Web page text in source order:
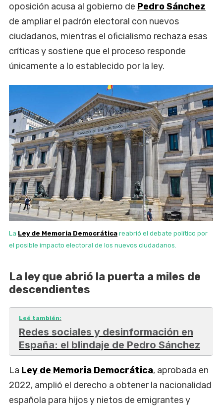
oposición acusa al gobierno de Pedro Sánchez
de ampliar el padrón electoral con nuevos
ciudadanos, mientras el oficialismo rechaza esas
críticas y sostiene que el proceso responde
únicamente a lo establecido por la ley.
La Ley de Memoria Democrática reabrió el debate político por
el posible impacto electoral de los nuevos ciudadanos.
La ley que abrió la puerta a miles de
descendientes
Leé también:
Redes sociales y desinformación en
España: el blindaje de Pedro Sánchez
La Ley de Memoria Democrática, aprobada en
2022, amplió el derecho a obtener la nacionalidad
española para hijos y nietos de emigrantes y